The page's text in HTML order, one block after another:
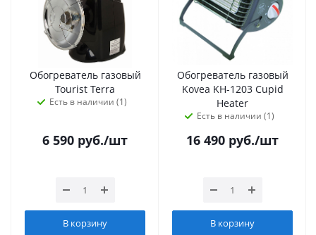
Обогреватель газовый
Tourist Terra
Есть в наличии (1)
6 590 руб./шт
В корзину
Обогреватель газовый
Kovea KH-1203 Cupid
Heater
Есть в наличии (1)
16 490 руб./шт
В корзину